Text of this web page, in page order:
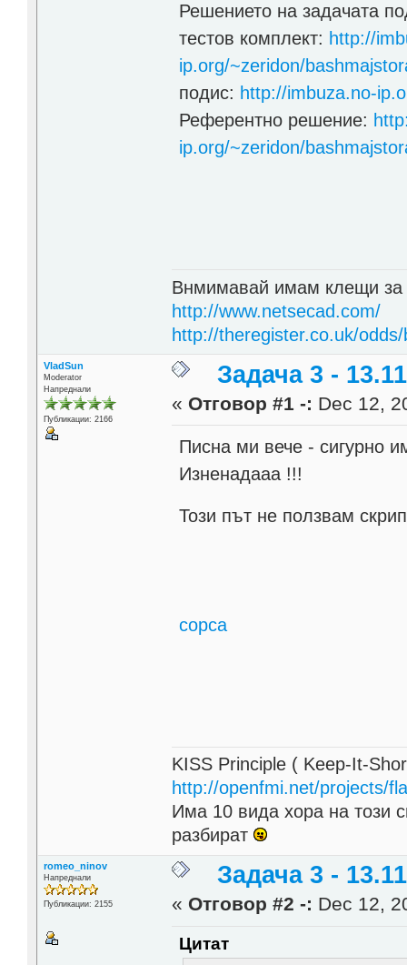
Решението на задачата
тестов комплект: http://
ip.org/~zeridon/
подис: http://imbuza.no-
Референтно решение:
ip.org/~zeridon/
Внмимавай имам клещи за
http://www.netsecad.com/
http://theregister.co.uk/
VladSun
Moderator
Напреднали
Публикации: 2166
Задача 3 -
« Отговор #1 -: Dec 12,
Писна ми вече - сигурно
Изненадааа !!!
Този път не ползвам
сорса
KISS Principle ( Keep-It-
http://openfmi.net/projects/
Има 10 вида хора на този
разбират
romeo_ninov
Напреднали
Публикации: 2155
Задача 3 -
« Отговор #2 -: Dec 12,
Цитат